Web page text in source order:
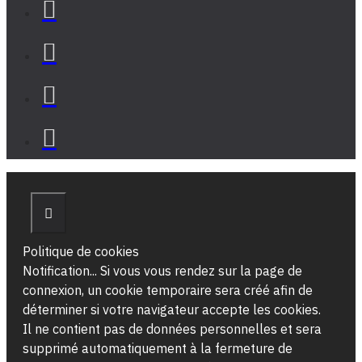
Politique de cookies
Notification... Si vous vous rendez sur la page de
connexion, un cookie temporaire sera créé afin de
déterminer si votre navigateur accepte les cookies.
Il ne contient pas de données personnelles et sera
supprimé automatiquement à la fermeture de